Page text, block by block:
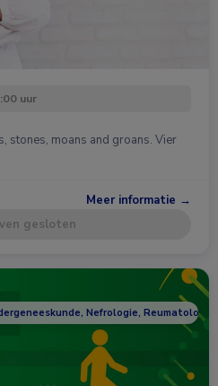
uur
stones, moans and groans. Vier
Meer informatie →
gesloten
Nefrologie, Reumatologie